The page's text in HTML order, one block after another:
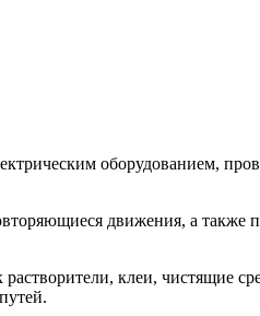
оборудованием,
движения, а
клеи, чистящие